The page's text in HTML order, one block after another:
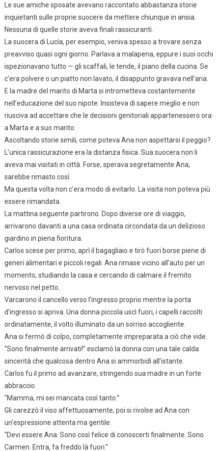
Le sue amiche sposate avevano raccontato abbastanza storie
inquietanti sulle proprie suocere da mettere chiunque in ansia.
Nessuna di quelle storie aveva finali rassicuranti.
La suocera di Lucía, per esempio, veniva spesso a trovare senza
preavviso quasi ogni giorno. Parlava a malapena, eppure i suoi occhi
ispezionavano tutto — gli scaffali, le tende, il piano della cucina. Se
c’era polvere o un piatto non lavato, il disappunto gravava nell’aria.
E la madre del marito di Marta si intrometteva costantemente
nell’educazione del suo nipote. Insisteva di sapere meglio e non
riusciva ad accettare che le decisioni genitoriali appartenessero ora
a Marta e a suo marito.
Ascoltando storie simili, come poteva Ana non aspettarsi il peggio?
L’unica rassicurazione era la distanza fisica. Sua suocera non li
aveva mai visitati in città. Forse, sperava segretamente Ana,
sarebbe rimasto così.
Ma questa volta non c’era modo di evitarlo. La visita non poteva più
essere rimandata.
La mattina seguente partirono. Dopo diverse ore di viaggio,
arrivarono davanti a una casa ordinata circondata da un delizioso
giardino in piena fioritura.
Carlos scese per primo, aprì il bagagliaio e tirò fuori borse piene di
generi alimentari e piccoli regali. Ana rimase vicino all’auto per un
momento, studiando la casa e cercando di calmare il fremito
nervoso nel petto.
Varcarono il cancello verso l’ingresso proprio mentre la porta
d’ingresso si apriva. Una donna piccola uscì fuori, i capelli raccolti
ordinatamente, il volto illuminato da un sorriso accogliente.
Ana si fermò di colpo, completamente impreparata a ciò che vide.
“Sono finalmente arrivati!” esclamò la donna con una tale calda
sincerità che qualcosa dentro Ana si ammorbidì all’istante.
Carlos fu il primo ad avanzare, stringendo sua madre in un forte
abbraccio.
“Mamma, mi sei mancata così tanto.”
Gli carezzò il viso affettuosamente, poi si rivolse ad Ana con
un’espressione attenta ma gentile.
“Devi essere Ana. Sono così felice di conoscerti finalmente. Sono
Carmen. Entra, fa freddo là fuori.”